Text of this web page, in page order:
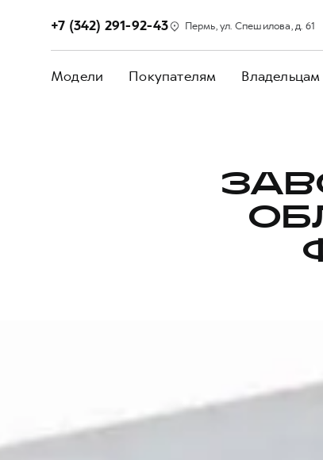
+7 (342) 291-92-43 Пермь, ул. Спешилова, д. 61
Модели Покупателям Владельцам